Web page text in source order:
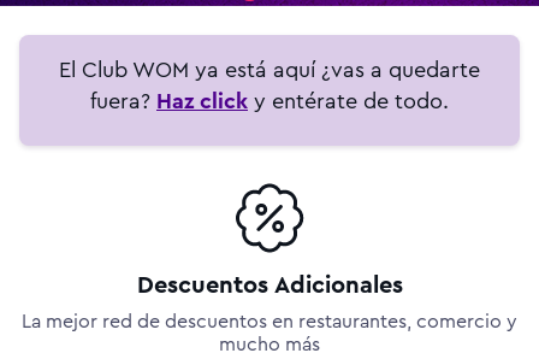
El Club WOM ya está aquí ¿vas a quedarte
fuera? Haz clicky entérate de todo.
Descuentos Adicionales
La mejor red de descuentos en restaurantes, comercio y
mucho más